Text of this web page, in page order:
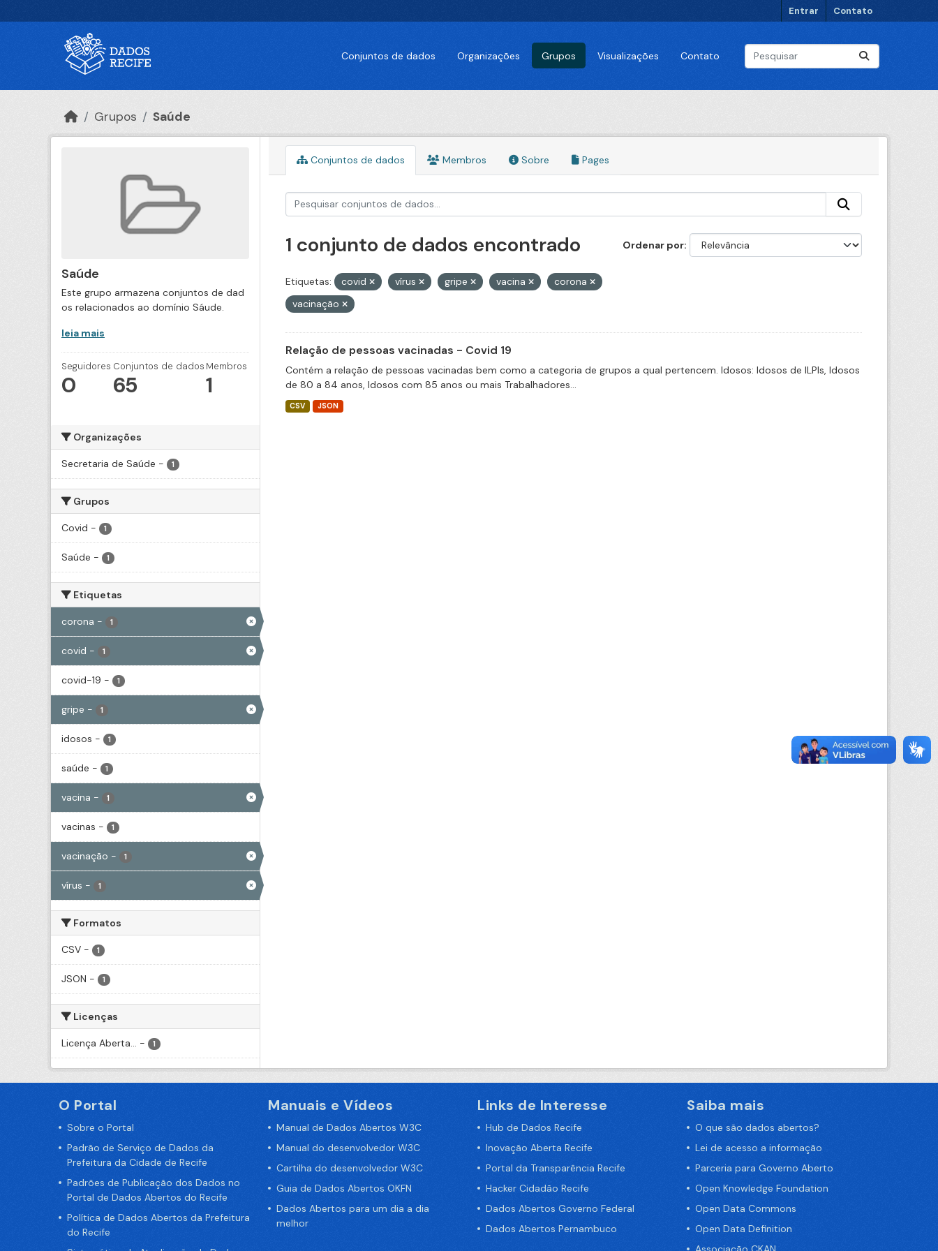
Entrar Contato
Conjuntos de dados Organizações Grupos Visualizações Contato
Grupos Saúde
Saúde
Este grupo armazena conjuntos de dad
os relacionados ao domínio Sáude.
leia mais
Seguidores
0
Conjuntos de dados
65
Membros
1
Organizações
Secretaria de Saúde - 1
Grupos
Covid - 1
Saúde - 1
Etiquetas
corona - 1
covid - 1
covid-19 - 1
gripe - 1
idosos - 1
saúde - 1
vacina - 1
vacinas - 1
vacinação - 1
vírus - 1
Formatos
CSV - 1
JSON - 1
Licenças
Licença Aberta... - 1
Conjuntos de dados Membros Sobre Pages
Ordenar por
1 conjunto de dados encontrado
Etiquetas: covid vírus gripe vacina
corona
vacinação
Relação de pessoas vacinadas - Covid 19
Contém a relação de pessoas vacinadas bem como a categoria de grupos a qual pertencem. Idosos: Idosos de ILPIs, Idosos
de 80 a 84 anos, Idosos com 85 anos ou mais Trabalhadores...
CSV JSON
O Portal
Sobre o Portal
Padrão de Serviço de Dados da
Prefeitura da Cidade de Recife
Padrões de Publicação dos Dados no
Portal de Dados Abertos do Recife
Política de Dados Abertos da Prefeitura
do Recife
Manuais e Vídeos
Manual de Dados Abertos W3C
Manual do desenvolvedor W3C
Cartilha do desenvolvedor W3C
Guia de Dados Abertos OKFN
Dados Abertos para um dia a dia
melhor
Links de Interesse
Hub de Dados Recife
Inovação Aberta Recife
Portal da Transparência Recife
Hacker Cidadão Recife
Dados Abertos Governo Federal
Dados Abertos Pernambuco
Saiba mais
O que são dados abertos?
Lei de acesso a informação
Parceria para Governo Aberto
Open Knowledge Foundation
Open Data Commons
Open Data Definition